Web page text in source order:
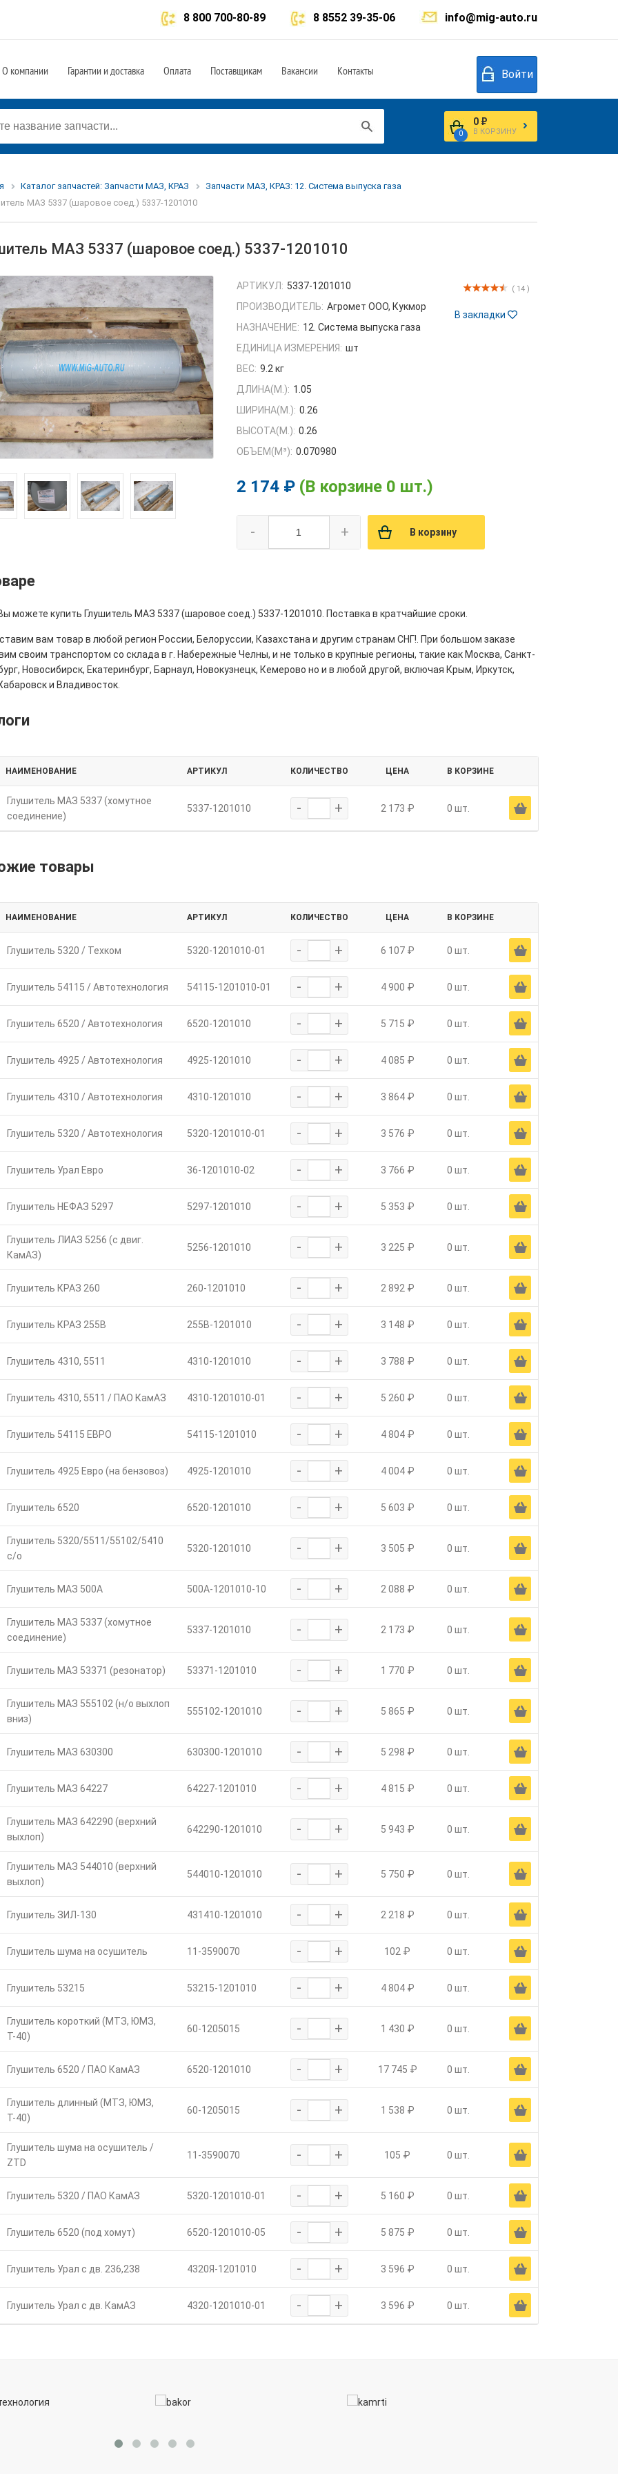
info@mig-auto.ru
8 8552 39-35-06
8 800 700-80-89
О компании Гарантии и доставка Оплата Поставщикам Вакансии Контакты Войти
0
0 ₽
В КОРЗИНУ
Каталог запчастей: Запчасти МАЗ, КРАЗ
Запчасти МАЗ, КРАЗ: 12. Система выпуска газа
МАЗ 5337 (шаровое соед.) 5337-1201010
МАЗ 5337 (шаровое соед.) 5337-1201010
( 14 )
В закладки
АРТИКУЛ: 5337-1201010
ПРОИЗВОДИТЕЛЬ: Агромет ООО, Кукмор
НАЗНАЧЕНИЕ: 12. Система выпуска газа
ЕДИНИЦА ИЗМЕРЕНИЯ: шт
ВЕС: 9.2 кг
ДЛИНА(М.): 1.05
ШИРИНА(М.): 0.26
ВЫСОТА(М.): 0.26
ОБЪЕМ(M³): 0.070980
2 174 ₽ (В корзине 0 шт.)
- + В корзину
можете купить Глушитель МАЗ 5337 (шаровое соед.) 5337-1201010. Поставка в кратчайшие сроки.
вам товар в любой регион России, Белоруссии, Казахстана и другим странам СНГ!. При большом заказе
своим транспортом со склада в г. Набережные Челны, и не только в крупные регионы, такие как Москва, Санкт-
Новосибирск, Екатеринбург, Барнаул, Новокузнецк, Кемерово но и в любой другой, включая Крым, Иркутск,
и Владивосток.
НАИМЕНОВАНИЕ АРТИКУЛ КОЛИЧЕСТВО ЦЕНА В КОРЗИНЕ
Глушитель МАЗ 5337 (хомутное
соединение)
5337-1201010 - + 2 173 ₽ 0 шт. Ä
товары
НАИМЕНОВАНИЕ АРТИКУЛ КОЛИЧЕСТВО ЦЕНА В КОРЗИНЕ
Глушитель 5320 / Техком 5320-1201010-01 - + 6 107 ₽ 0 шт. Ä
Глушитель 54115 / Автотехнология 54115-1201010-01 - + 4 900 ₽ 0 шт. Ä
Глушитель 6520 / Автотехнология 6520-1201010 - + 5 715 ₽ 0 шт. Ä
Глушитель 4925 / Автотехнология 4925-1201010 - + 4 085 ₽ 0 шт. Ä
Глушитель 4310 / Автотехнология 4310-1201010 - + 3 864 ₽ 0 шт. Ä
Глушитель 5320 / Автотехнология 5320-1201010-01 - + 3 576 ₽ 0 шт. Ä
Глушитель Урал Евро 36-1201010-02 - + 3 766 ₽ 0 шт. Ä
Глушитель НЕФАЗ 5297 5297-1201010 - + 5 353 ₽ 0 шт. Ä
Глушитель ЛИАЗ 5256 (с двиг.
КамАЗ)
5256-1201010 - + 3 225 ₽ 0 шт. Ä
Глушитель КРАЗ 260 260-1201010 - + 2 892 ₽ 0 шт. Ä
Глушитель КРАЗ 255В 255В-1201010 - + 3 148 ₽ 0 шт. Ä
Глушитель 4310, 5511 4310-1201010 - + 3 788 ₽ 0 шт. Ä
Глушитель 4310, 5511 / ПАО КамАЗ 4310-1201010-01 - + 5 260 ₽ 0 шт. Ä
Глушитель 54115 ЕВРО 54115-1201010 - + 4 804 ₽ 0 шт. Ä
Глушитель 4925 Евро (на бензовоз) 4925-1201010 - + 4 004 ₽ 0 шт. Ä
Глушитель 6520 6520-1201010 - + 5 603 ₽ 0 шт. Ä
Глушитель 5320/5511/55102/5410
с/о
5320-1201010 - + 3 505 ₽ 0 шт. Ä
Глушитель МАЗ 500А 500А-1201010-10 - + 2 088 ₽ 0 шт. Ä
Глушитель МАЗ 5337 (хомутное
соединение)
5337-1201010 - + 2 173 ₽ 0 шт. Ä
Глушитель МАЗ 53371 (резонатор) 53371-1201010 - + 1 770 ₽ 0 шт. Ä
Глушитель МАЗ 555102 (н/о выхлоп
вниз)
555102-1201010 - + 5 865 ₽ 0 шт. Ä
Глушитель МАЗ 630300 630300-1201010 - + 5 298 ₽ 0 шт. Ä
Глушитель МАЗ 64227 64227-1201010 - + 4 815 ₽ 0 шт. Ä
Глушитель МАЗ 642290 (верхний
выхлоп)
642290-1201010 - + 5 943 ₽ 0 шт. Ä
Глушитель МАЗ 544010 (верхний
выхлоп)
544010-1201010 - + 5 750 ₽ 0 шт. Ä
Глушитель ЗИЛ-130 431410-1201010 - + 2 218 ₽ 0 шт. Ä
Глушитель шума на осушитель 11-3590070 - + 102 ₽ 0 шт. Ä
Глушитель 53215 53215-1201010 - + 4 804 ₽ 0 шт. Ä
Глушитель короткий (МТЗ, ЮМЗ,
Т-40)
60-1205015 - + 1 430 ₽ 0 шт. Ä
Глушитель 6520 / ПАО КамАЗ 6520-1201010 - + 17 745 ₽ 0 шт. Ä
Глушитель длинный (МТЗ, ЮМЗ,
Т-40)
60-1205015 - + 1 538 ₽ 0 шт. Ä
Глушитель шума на осушитель /
ZTD
11-3590070 - + 105 ₽ 0 шт. Ä
Глушитель 5320 / ПАО КамАЗ 5320-1201010-01 - + 5 160 ₽ 0 шт. Ä
Глушитель 6520 (под хомут) 6520-1201010-05 - + 5 875 ₽ 0 шт. Ä
Глушитель Урал с дв. 236,238 4320Я-1201010 - + 3 596 ₽ 0 шт. Ä
Глушитель Урал с дв. КамАЗ 4320-1201010-01 - + 3 596 ₽ 0 шт. Ä